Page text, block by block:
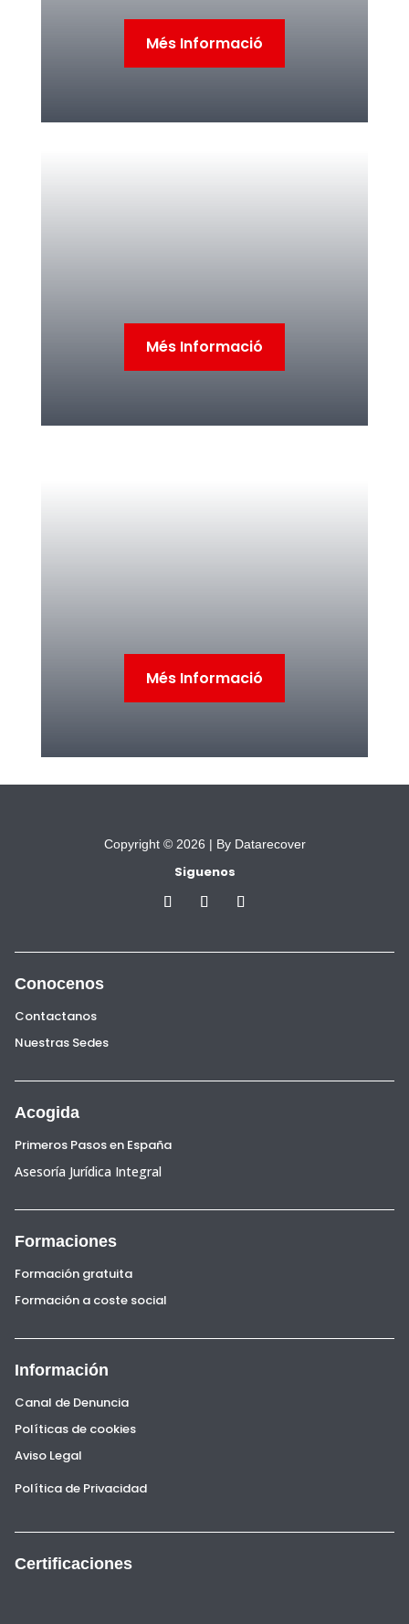
Més Informació
Més Informació
Més Informació
Copyright © 2026 | By Datarecover
Siguenos
Conocenos
Contactanos
Nuestras Sedes
Acogida
Primeros Pasos en España
Asesoría Jurídica Integral
Formaciones
Formación gratuita
Formación a coste social
Información
Canal de Denuncia
Políticas de cookies
Aviso Legal
Política de Privacidad
Certificaciones